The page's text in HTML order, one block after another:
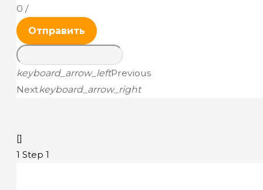
0 /
Отправить
keyboard_arrow_leftPrevious
Nextkeyboard_arrow_right
[]
1 Step 1